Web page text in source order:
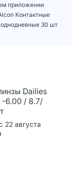
приложении
Контактные
30 шт
Dailies
-6.00 / 8.7/
22 августа